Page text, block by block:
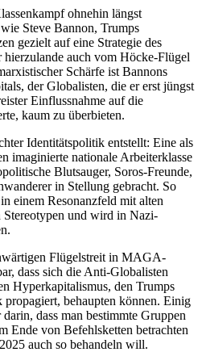
ohnehin längst
Steve Bannon, Trumps
gezielt auf eine Strategie des
auch vom Höcke-Flügel
Schärfe ist Bannons
der Globalisten, die er erst jüngst
Einflussnahme auf die
kaum zu überbieten.
Identitätspolitik entstellt: Eine als
imaginierte nationale Arbeiterklasse
Blutsauger, Soros-Freunde,
in Stellung gebracht. So
einem Resonanzfeld mit alten
und wird in Nazi-
Flügelstreit in MAGA-
dass sich die Anti-Globalisten
Hyperkapitalismus, den Trumps
propagiert, behaupten können. Einig
dass man bestimmte Gruppen
Ende von Befehlsketten betrachten
auch so behandeln will.